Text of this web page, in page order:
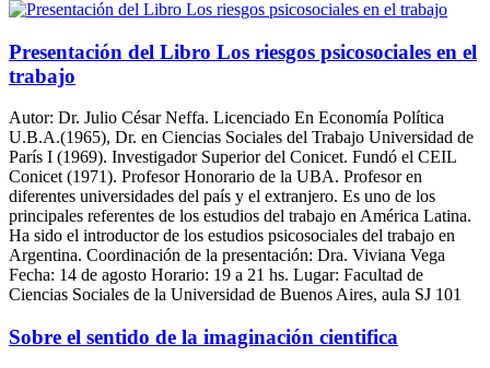
Presentación del Libro Los riesgos psicosociales en el
trabajo
Autor: Dr. Julio César Neffa. Licenciado En Economía Política
U.B.A.(1965), Dr. en Ciencias Sociales del Trabajo Universidad de
París I (1969). Investigador Superior del Conicet. Fundó el CEIL
Conicet (1971). Profesor Honorario de la UBA. Profesor en
diferentes universidades del país y el extranjero. Es uno de los
principales referentes de los estudios del trabajo en América Latina.
Ha sido el introductor de los estudios psicosociales del trabajo en
Argentina. Coordinación de la presentación: Dra. Viviana Vega
Fecha: 14 de agosto Horario: 19 a 21 hs. Lugar: Facultad de
Ciencias Sociales de la Universidad de Buenos Aires, aula SJ 101
Sobre el sentido de la imaginación cientifica